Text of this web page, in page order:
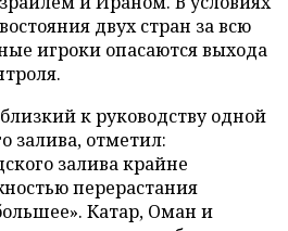
двух стран за всю
игроки опасаются выхода
к руководству одной
залива, отметил:
залива крайне
перерастания
Катар, Оман и